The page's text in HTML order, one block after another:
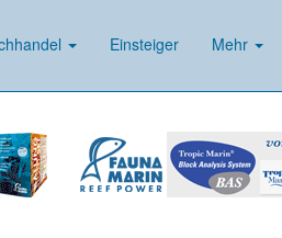
Einsteiger Mehr